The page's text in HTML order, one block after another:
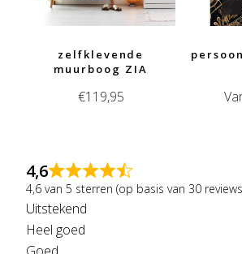
zelfklevende
muurboog ZIA
€119,95
4,6
4,6 van 5 sterren (op basis van 30
Uitstekend
Heel goed